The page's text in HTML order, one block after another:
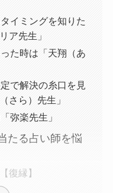
イミングを知りた
ア先生」
た時は「天翔（あ
で解決の糸口を見
さら）先生」
弥楽先生」
たる占い師を悩
復縁】